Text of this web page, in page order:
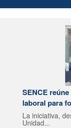
SENCE
laboral para
La iniciativa,
Unidad...